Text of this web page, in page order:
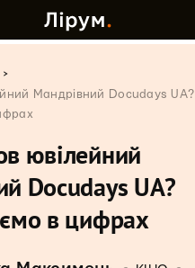
>
Мандрівний Docudays UA?
ювілейний
Docudays UA?
в цифрах